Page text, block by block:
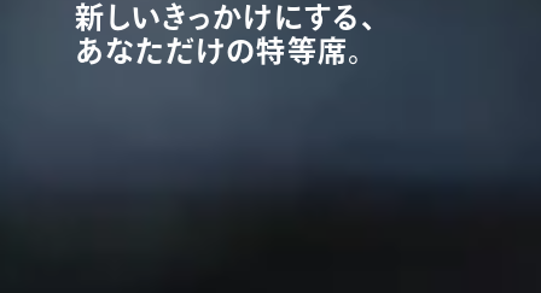
新しいきっかけにする、
あなただけの特等席。